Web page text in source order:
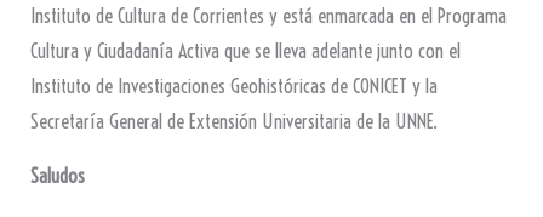
Instituto de Cultura de Corrientes y está enmarcada en el Programa
Cultura y Ciudadanía Activa que se lleva adelante junto con el
Instituto de Investigaciones Geohistóricas de CONICET y la
Secretaría General de Extensión Universitaria de la UNNE.
Saludos